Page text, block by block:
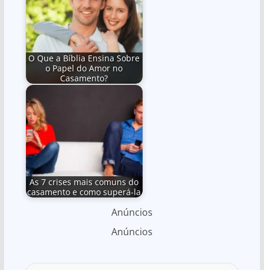
O Que a Bíblia Ensina Sobre
o Papel do Amor no
Casamento?
As 7 crises mais comuns do
casamento e como superá-la
Anúncios
Anúncios